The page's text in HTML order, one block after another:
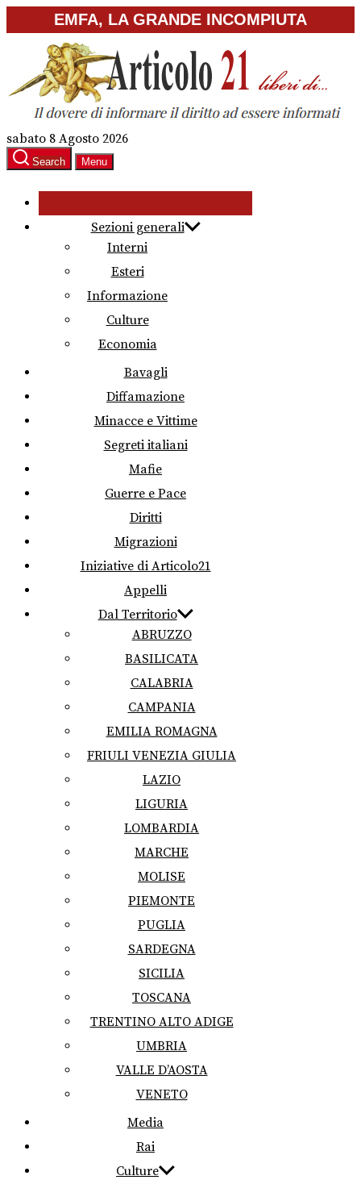
to
content
EMFA, LA GRANDE INCOMPIUTA
sabato 8 Agosto 2026
Search Menu
Sezioni generali
Interni
Esteri
Informazione
Culture
Economia
Bavagli
Diffamazione
Minacce e Vittime
Segreti italiani
Mafie
Guerre e Pace
Diritti
Migrazioni
Iniziative di Articolo21
Appelli
Dal Territorio
ABRUZZO
BASILICATA
CALABRIA
CAMPANIA
EMILIA ROMAGNA
FRIULI VENEZIA GIULIA
LAZIO
LIGURIA
LOMBARDIA
MARCHE
MOLISE
PIEMONTE
PUGLIA
SARDEGNA
SICILIA
TOSCANA
TRENTINO ALTO ADIGE
UMBRIA
VALLE D’AOSTA
VENETO
Media
Rai
Culture